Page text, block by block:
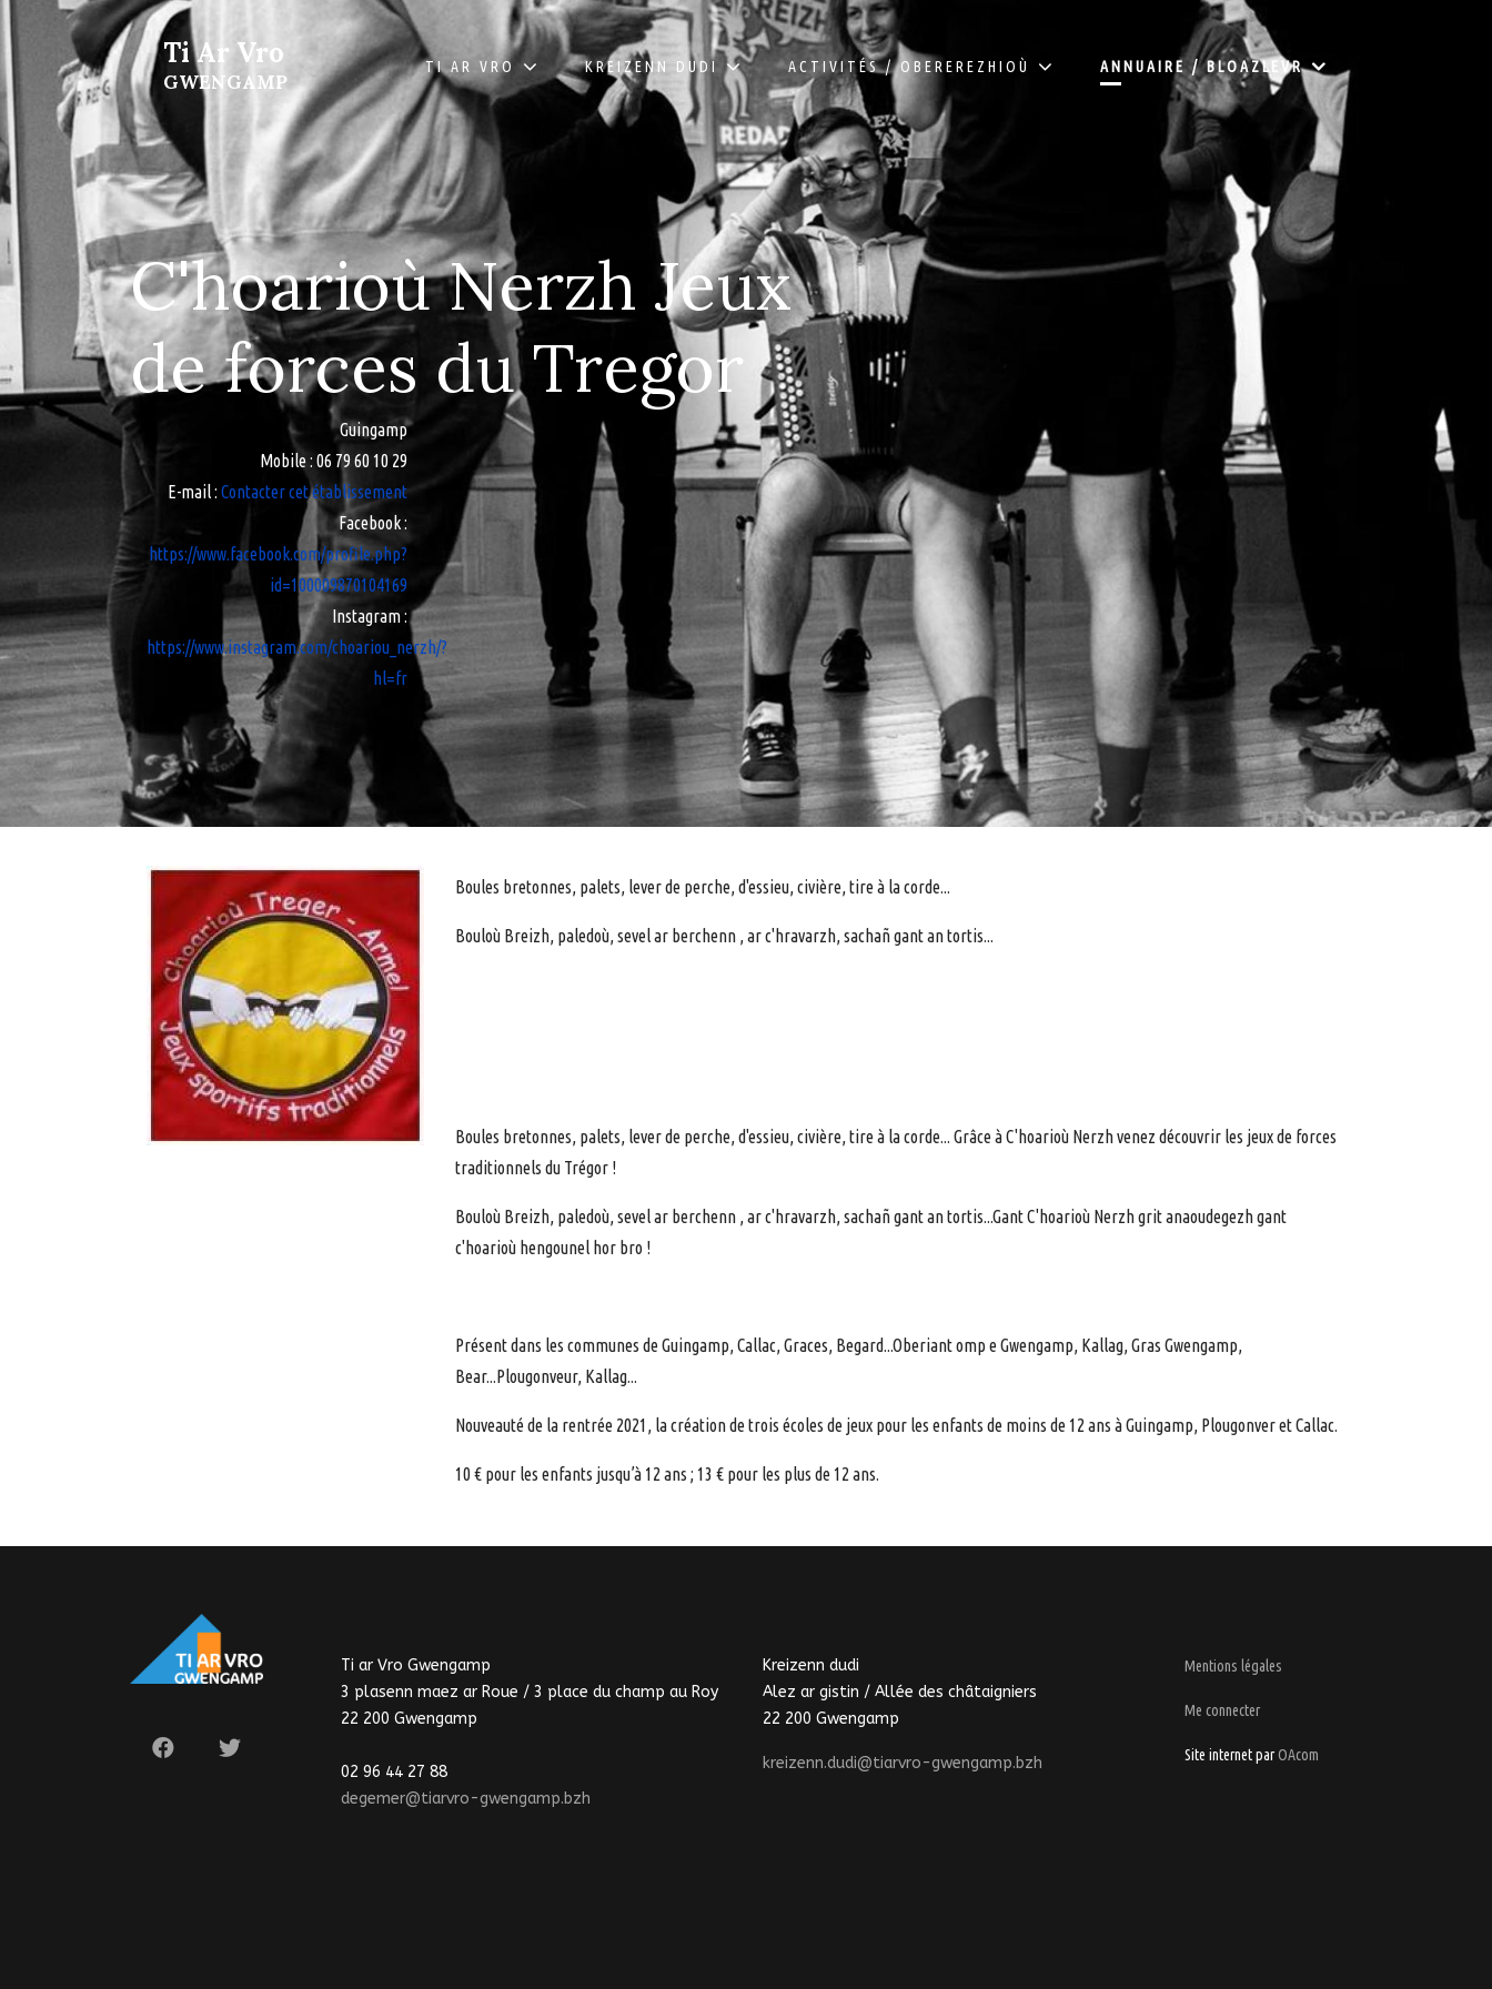
Ti Ar Vro
GWENGAMP
TI AR VRO KREIZENN DUDI ACTIVITÉS / OBEREREZHIOÙ ANNUAIRE / BLOAZLEVR
C'hoarioù Nerzh Jeux
de forces du Tregor
Guingamp
Mobile: 06 79 60 10 29
E-mail: Contacter cet établissement
Facebook:
https://www.facebook.com/profile.php?
id=100009870104169
Instagram:
https://www.instagram.com/choariou_nerzh/?
hl=fr
Boules bretonnes, palets, lever de perche, d'essieu, civière, tire à la corde...
Bouloù Breizh, paledoù, sevel ar berchenn , ar c'hravarzh, sachañ gant an tortis...
Boules bretonnes, palets, lever de perche, d'essieu, civière, tire à la corde... Grâce à C'hoarioù Nerzh venez découvrir les jeux de forces
traditionnels du Trégor !
Bouloù Breizh, paledoù, sevel ar berchenn , ar c'hravarzh, sachañ gant an tortis...Gant C'hoarioù Nerzh grit anaoudegezh gant
c'hoarioù hengounel hor bro !
Présent dans les communes de Guingamp, Callac, Graces, Begard...Oberiant omp e Gwengamp, Kallag, Gras Gwengamp,
Bear...Plougonveur, Kallag...
Nouveauté de la rentrée 2021, la création de trois écoles de jeux pour les enfants de moins de 12 ans à Guingamp, Plougonver et Callac.
10 € pour les enfants jusqu’à 12 ans ; 13 € pour les plus de 12 ans.
Ti ar Vro Gwengamp
3 plasenn maez ar Roue / 3 place du champ au Roy
22 200 Gwengamp
02 96 44 27 88
degemer@tiarvro-gwengamp.bzh
Kreizenn dudi
Alez ar gistin / Allée des châtaigniers
22 200 Gwengamp
kreizenn.dudi@tiarvro-gwengamp.bzh
Mentions légales
Me connecter
Site internet parOAcom